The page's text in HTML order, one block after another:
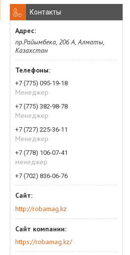
Контакты
пр.Райымбека, 206 А, Алматы,
Казахстан
+7 (775) 095-19-18
Менеджер
+7 (775) 382-98-78
Менеджер
+7 (727) 225-36-11
Менеджер
+7 (778) 106-07-41
менеджер
+7 (702) 836-06-76
http://robamag.kz
https://robamag.kz/